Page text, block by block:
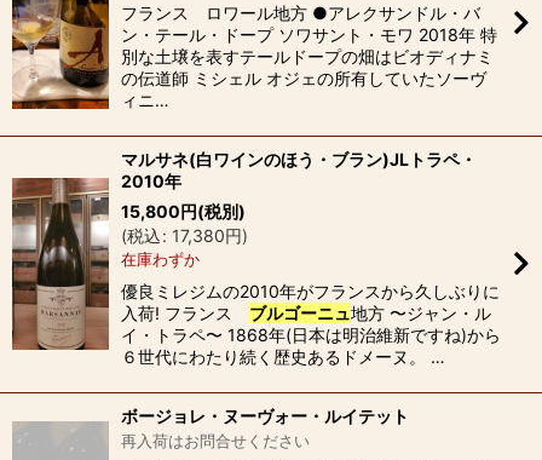
フランス ロワール地方 ●アレクサンドル・バ
ン・テール・ドープ ソワサント・モワ 2018年 特
別な土壌を表すテールドープの畑はビオディナミ
の伝道師 ミシェル オジェの所有していたソーヴ
ィニ…
マルサネ(白ワインのほう・ブラン)JLトラペ・
2010年
15,800円(税別)
(税込: 17,380円)
在庫わずか
優良ミレジムの2010年がフランスから久しぶりに
入荷! フランス ブルゴーニュ地方 〜ジャン・ル
イ・トラペ〜 1868年(日本は明治維新ですね)から
６世代にわたり続く歴史あるドメーヌ。 …
ボージョレ・ヌーヴォー・ルイテット
再入荷はお問合せください